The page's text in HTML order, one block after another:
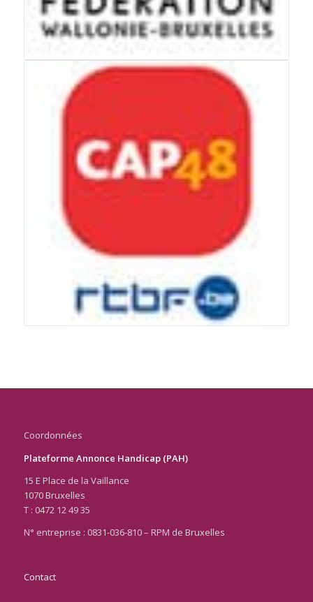
Coordonnées
Plateforme Annonce Handicap (PAH)
15 E Place de la Vaillance
1070 Bruxelles
T : 0472 12 49 35
N° entreprise : 0831-036-810 – RPM de Bruxelles
Contact